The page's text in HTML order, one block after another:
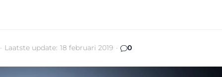
· Laatste update: 18 februari 2019 · 0